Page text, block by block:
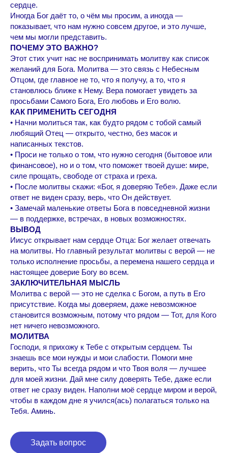
сердце.
Иногда Бог даёт то, о чём мы просим, а иногда —
показывает, что нам нужно совсем другое, и это лучше,
чем мы могли представить.
ПОЧЕМУ ЭТО ВАЖНО?
Этот стих учит нас не воспринимать молитву как список
желаний для Бога. Молитва — это связь с Небесным
Отцом, где главное не то, что я получу, а то, что я
становлюсь ближе к Нему. Вера помогает увидеть за
просьбами Самого Бога, Его любовь и Его волю.
КАК ПРИМЕНИТЬ СЕГОДНЯ
• Начни молиться так, как будто рядом с тобой самый
любящий Отец — открыто, честно, без масок и
написанных текстов.
• Проси не только о том, что нужно сегодня (бытовое или
финансовое), но и о том, что поможет твоей душе: мире,
силе прощать, свободе от страха и греха.
• После молитвы скажи: «Бог, я доверяю Тебе». Даже если
ответ не виден сразу, верь, что Он действует.
• Замечай маленькие ответы Бога в повседневной жизни
— в поддержке, встречах, в новых возможностях.
ВЫВОД
Иисус открывает нам сердце Отца: Бог желает отвечать
на молитвы. Но главный результат молитвы с верой — не
только исполнение просьбы, а перемена нашего сердца и
настоящее доверие Богу во всем.
ЗАКЛЮЧИТЕЛЬНАЯ МЫСЛЬ
Молитва с верой — это не сделка с Богом, а путь в Его
присутствие. Когда мы доверяем, даже невозможное
становится возможным, потому что рядом — Тот, для Кого
нет ничего невозможного.
МОЛИТВА
Господи, я прихожу к Тебе с открытым сердцем. Ты
знаешь все мои нужды и мои слабости. Помоги мне
верить, что Ты всегда рядом и что Твоя воля — лучшее
для моей жизни. Дай мне силу доверять Тебе, даже если
ответ не сразу виден. Наполни моё сердце миром и верой,
чтобы в каждом дне я учился(ась) полагаться только на
Тебя. Аминь.
Задать вопрос